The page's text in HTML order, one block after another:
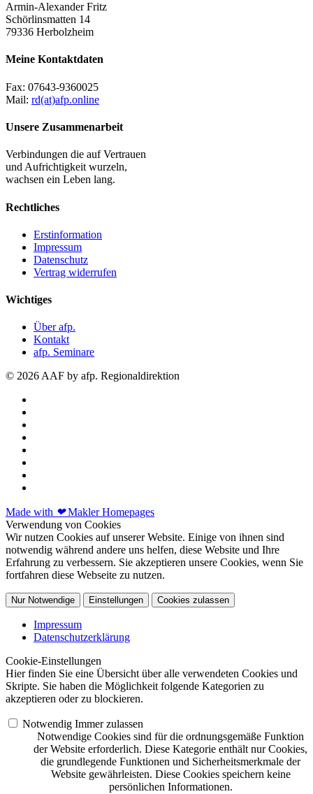
Armin-Alexander Fritz
Schörlinsmatten 14
79336 Herbolzheim
Meine Kontaktdaten
Fax: 07643-9360025
Mail: rd(at)afp.online
Unsere Zusammenarbeit
Verbindungen die auf Vertrauen
und Aufrichtigkeit wurzeln,
wachsen ein Leben lang.
Rechtliches
Erstinformation
Impressum
Datenschutz
Vertrag widerrufen
Wichtiges
Über afp.
Kontakt
afp. Seminare
© 2026 AAF by afp. Regionaldirektion
Made with ❤Makler Homepages
Verwendung von Cookies
Wir nutzen Cookies auf unserer Website. Einige von ihnen sind
notwendig während andere uns helfen, diese Website und Ihre
Erfahrung zu verbessern. Sie akzeptieren unsere Cookies, wenn Sie
fortfahren diese Webseite zu nutzen.
Nur Notwendige Einstellungen Cookies zulassen
Impressum
Datenschutzerklärung
Cookie-Einstellungen
Hier finden Sie eine Übersicht über alle verwendeten Cookies und
Skripte. Sie haben die Möglichkeit folgende Kategorien zu
akzeptieren oder zu blockieren.
Notwendig Immer zulassen
Notwendige Cookies sind für die ordnungsgemäße Funktion
der Website erforderlich. Diese Kategorie enthält nur Cookies,
die grundlegende Funktionen und Sicherheitsmerkmale der
Website gewährleisten. Diese Cookies speichern keine
persönlichen Informationen.